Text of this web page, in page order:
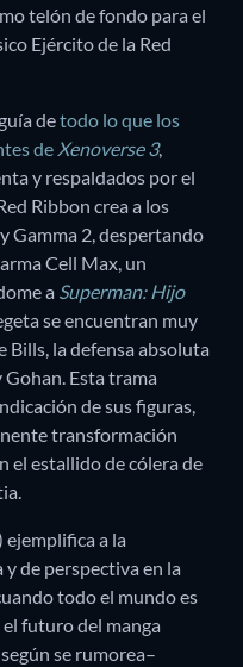
telón de fondo para el
Ejército de la Red
detodo lo que los
de Xenoverse 3,
y respaldados por el
Ribbon crea a los
Gamma 2, despertando
Cell Max, un
a Superman: Hijo
se encuentran muy
Bills, la defensa absoluta
Esta trama
de sus figuras,
transformación
el estallido de cólera de
a la
y de perspectiva en la
todo el mundo es
futuro del manga
se rumorea–